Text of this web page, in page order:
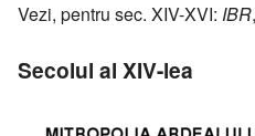
Vezi, pentru sec. XIV-XVI: IBR
Secolul al XIV-lea